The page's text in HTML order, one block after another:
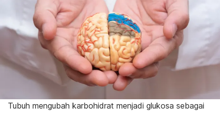
Tubuh mengubah karbohidrat menjadi glukosa sebagai